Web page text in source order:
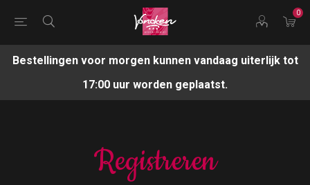
0
Bestellingen voor morgen kunnen vandaag uiterlijk tot
17:00 uur worden geplaatst.
Registreren